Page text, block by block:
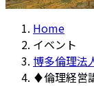
Home
イベント
博多倫理法
♦倫理経営